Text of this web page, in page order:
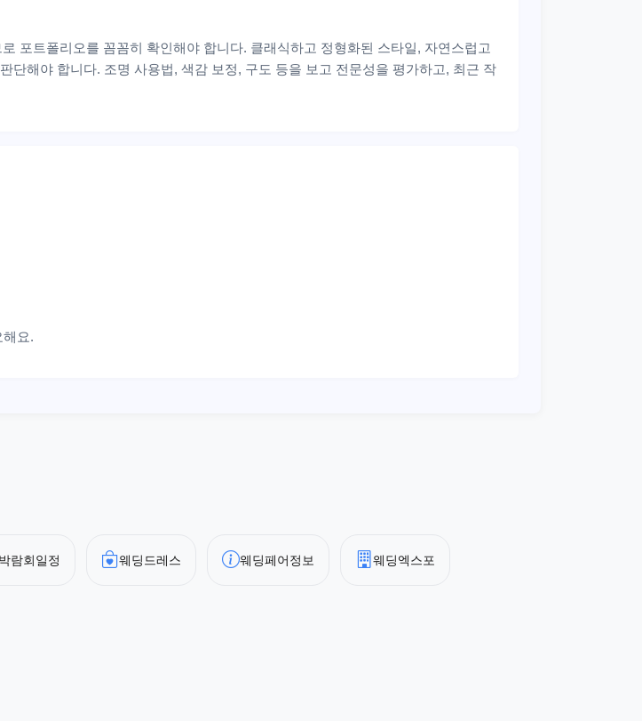
포트폴리오를 꼼꼼히 확인해야 합니다. 클래식하고 정형화된 스타일, 자연스럽고
단해야 합니다. 조명 사용법, 색감 보정, 구도 등을 보고 전문성을 평가하고, 최근 작
요.
람회일정 웨딩드레스 웨딩페어정보 웨딩엑스포